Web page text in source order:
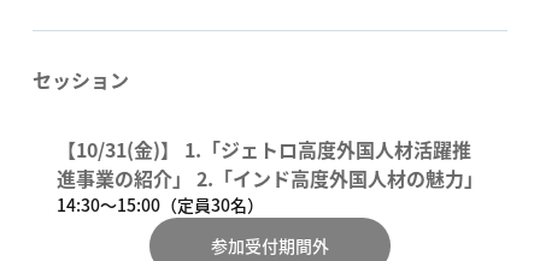
セッション
【10/31(金)】 1.「ジェトロ高度外国人材活躍推
進事業の紹介」 2.「インド高度外国人材の魅力」
14:30〜15:00（定員30名）
参加受付期間外